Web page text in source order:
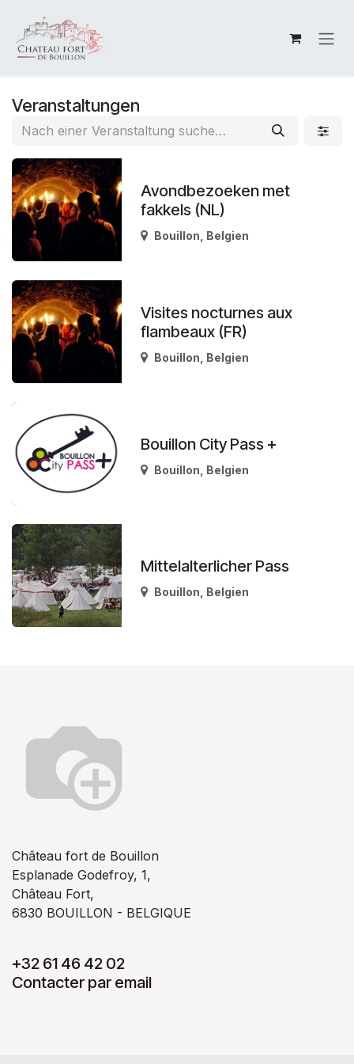
Veranstaltungen
Avondbezoeken met
fakkels (NL)
Bouillon Belgien
Visites nocturnes aux
flambeaux (FR)
Bouillon Belgien
Bouillon City Pass +
Bouillon Belgien
Mittelalterlicher Pass
Bouillon Belgien
Château fort de Bouillon
Esplanade Godefroy, 1,
Château Fort,
6830 BOUILLON - BELGIQUE
+32 61 46 42 02
Contacter par email